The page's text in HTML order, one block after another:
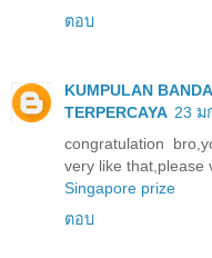
ตอบ
KUMPULAN
TERPERCAYA 23 ม
congratulation
very like that,please
Singapore prize
ตอบ